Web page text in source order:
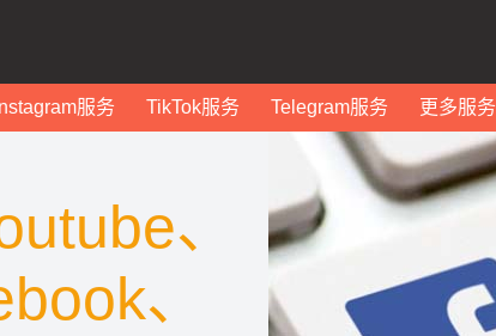
Instagram服务 TikTok服务 Telegram服务 更多服务
、
、